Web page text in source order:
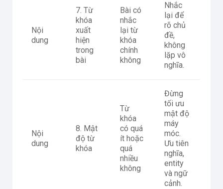
Nội
dung
7. Từ
khóa
xuất
hiện
trong
bài
Bài có
nhắc
lại từ
khóa
chính
không
Nhắc
lại để
rõ chủ
đề,
không
lặp vô
nghĩa.
Nội
dung
8. Mật
độ từ
khóa
Từ
khóa
có quá
ít hoặc
quá
nhiều
không
Đừng
tối ưu
mật độ
máy
móc.
Ưu tiên
nghĩa,
entity
và ngữ
cảnh.